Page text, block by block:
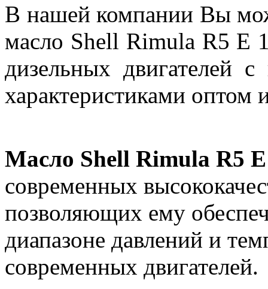
В нашей компании Вы
масло Shell Rimula R5 E
дизельных двигателей
характеристиками оптом
Масло Shell Rimula R5
современных
позволяющих ему
диапазоне давлений и
современных двигателей.